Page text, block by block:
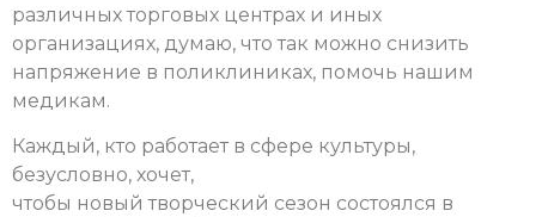
различных торговых центрах и иных
организациях, думаю, что так можно снизить
напряжение в поликлиниках, помочь нашим
медикам.
Каждый, кто работает в сфере культуры,
безусловно, хочет,
чтобы новый творческий сезон состоялся в